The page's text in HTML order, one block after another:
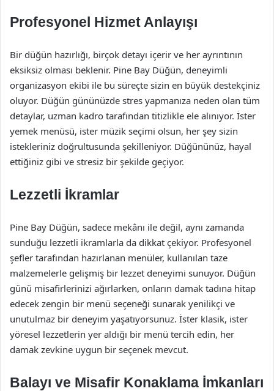
Profesyonel Hizmet Anlayışı
Bir düğün hazırlığı, birçok detayı içerir ve her ayrıntının
eksiksiz olması beklenir. Pine Bay Düğün, deneyimli
organizasyon ekibi ile bu süreçte sizin en büyük destekçiniz
oluyor. Düğün gününüzde stres yapmanıza neden olan tüm
detaylar, uzman kadro tarafından titizlikle ele alınıyor. İster
yemek menüsü, ister müzik seçimi olsun, her şey sizin
istekleriniz doğrultusunda şekilleniyor. Düğününüz, hayal
ettiğiniz gibi ve stresiz bir şekilde geçiyor.
Lezzetli İkramlar
Pine Bay Düğün, sadece mekânı ile değil, aynı zamanda
sunduğu lezzetli ikramlarla da dikkat çekiyor. Profesyonel
şefler tarafından hazırlanan menüler, kullanılan taze
malzemelerle gelişmiş bir lezzet deneyimi sunuyor. Düğün
günü misafirlerinizi ağırlarken, onların damak tadına hitap
edecek zengin bir menü seçeneği sunarak yenilikçi ve
unutulmaz bir deneyim yaşatıyorsunuz. İster klasik, ister
yöresel lezzetlerin yer aldığı bir menü tercih edin, her
damak zevkine uygun bir seçenek mevcut.
Balayı ve Misafir Konaklama İmkanları